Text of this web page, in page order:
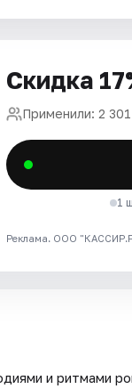
Скидка
Применили: 2
1
Реклама. ООО
и ритмами